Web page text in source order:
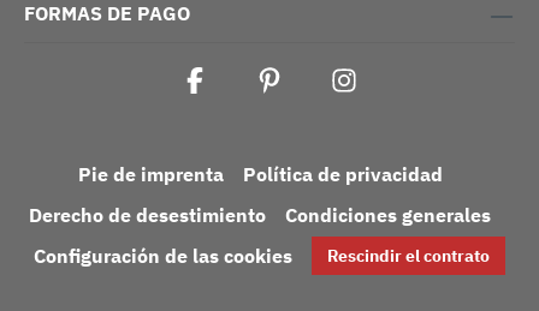
FORMAS DE PAGO
Pie de imprenta
Política de privacidad
Derecho de desestimiento
Condiciones generales
Configuración de las cookies
Rescindir el contrato